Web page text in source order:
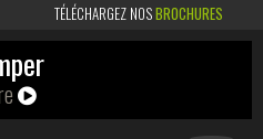
TÉLÉCHARGEZ NOSBROCHURES